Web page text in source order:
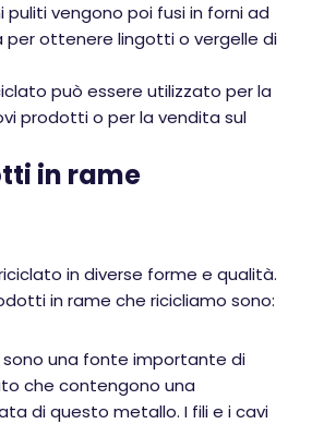
vengono poi fusi in forni ad
ottenere lingotti o vergelle di
può essere utilizzato per la
prodotti o per la vendita sul
in rame
in diverse forme e qualità.
in rame che ricicliamo sono:
sono una fonte importante di
che contengono una
di questo metallo. I fili e i cavi